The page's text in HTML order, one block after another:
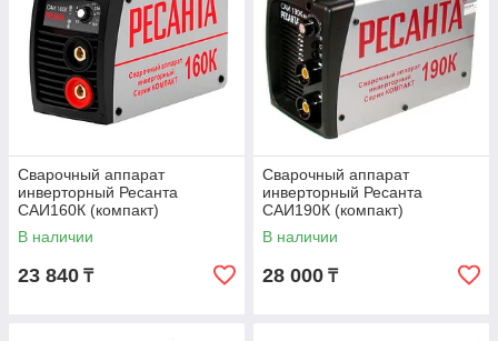
Сварочный аппарат
инверторный Ресанта
САИ160К (компакт)
В наличии
23 840 ₸
Сварочный аппарат
инверторный Ресанта
САИ190К (компакт)
В наличии
28 000 ₸